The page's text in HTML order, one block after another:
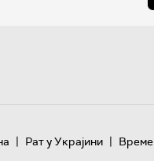
| Рат у Украјини | Време